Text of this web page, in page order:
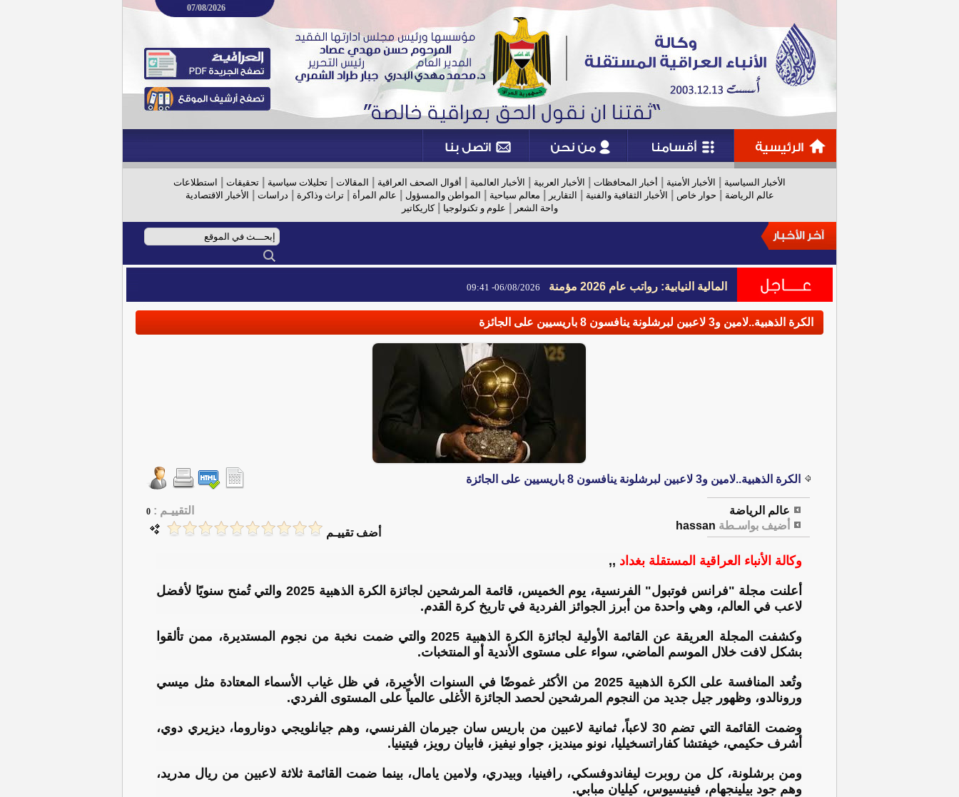
07/08/2026
الأخبار السياسية الأخبار الأمنية أخبار المحافظات الأخبار العربية الأخبار العالمية أقوال الصحف العراقية المقالات تحليلات سياسية تحقيقات
استطلاعات
عالم الرياضة
حوار خاص الأخبار الثقافية والفنية التقارير معالم سياحية المواطن والمسؤول عالم المرأة |تراث وذاكرة دراسات
الأخبار الاقتصادية
واحة الشعر
علوم و تكنولوجيا |كاريكاتير
المالية النيابية: رواتب عام 2026 مؤمنة 06/08/2026- 09:41
المالية النيابية: رواتب عام 2026 مؤمنة 06/08/2026- 09:41
الكرة الذهبية..لامين و3 لاعبين لبرشلونة ينافسون 8 باريسيين على الجائزة
الكرة الذهبية..لامين و3 لاعبين لبرشلونة ينافسون 8 باريسيين على الجائزة
عالم الرياضة التقييـم : 0
أضيف بواسـطة hassan
أضف تقييـم
وكالة الأنباء العراقية المستقلة بغداد ,,
أعلنت مجلة "فرانس فوتبول" الفرنسية، يوم الخميس، قائمة المرشحين لجائزة الكرة الذهبية 2025 والتي تُمنح سنويًا لأفضل
لاعب في العالم، وهي واحدة من أبرز الجوائز الفردية في تاريخ كرة القدم.
‎وكشفت المجلة العريقة عن القائمة الأولية لجائزة الكرة الذهبية 2025 والتي ضمت نخبة من نجوم المستديرة، ممن تألقوا
بشكل لافت خلال الموسم الماضي، سواء على مستوى الأندية أو المنتخبات.
‎وتُعد المنافسة على الكرة الذهبية 2025 من الأكثر غموضًا في السنوات الأخيرة، في ظل غياب الأسماء المعتادة مثل ميسي
ورونالدو، وظهور جيل جديد من النجوم المرشحين لحصد الجائزة الأغلى عالمياً على المستوى الفردي.
وضمت القائمة التي تضم 30 لاعباً، ثمانية لاعبين من باريس سان جيرمان الفرنسي، وهم جيانلويجي دوناروما، ديزيري دوي،
ومن برشلونة، كل من روبرت ليفاندوفسكي، رافينيا، وبيدري، ولامين يامال، بينما ضمت القائمة ثلاثة لاعبين من ريال مدريد،
وهم جود بيلينجهام، فينيسيوس، كيليان مبابي.